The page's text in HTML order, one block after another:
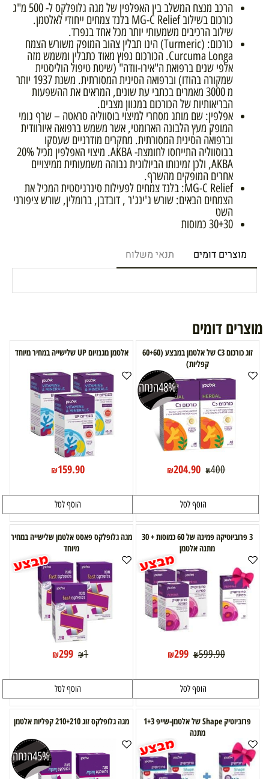
הרכב מנצח המשלב בין האפלפין של מגה גלופלקס ל- 500 מ"ג
כורכום בשילוב MG-C Relief בלנד צמחים ייחודי לאלטמן.
שילוב הרכיבים משמעותי יותר מכל אחד בנפרד.
כורכום: (Turmeric) הינו תבלין צהוב המופק משורש הצמח
Curcuma Longa. הכורכום נפוץ מאוד כתבלין ומשמש מזה
אלפי שנים ברפואת ה"אירו-וודה" (שיטת טיפול הוליסטית
שמקורה בהודו) וברפואה הסינית המסורתית. משנת 1937 יותר
מ 3000 מאמרים בכתבי עת שונים, המראים את ההשפעות
הבריאותיות של הכורכום במגוון מצבים.
אפלפין: שם מותג מסחרי למיצוי בוסווליה סראטה – שרף גומי
המופק מעץ הלבונה הארומטי, אשר משמש ברפואה איורוודית
וברפואה הסינית המסורתית. מחקרים מודרניים שעסקו
בבוסווליה התייחסו לחומצת- AKBA. מיצוי האפלפין מכיל 20%
AKBA, ולכן זמינותו הביולוגית גבוהה משמעותית ממיצויים
אחרים המופקים מהשרף.
MG-C Relief: בלנד צמחים לפעילות סינרגיסטית המכיל את
הצמחים הבאים: שורש ג'ינג'ר , דובדבן, ברומלין, שורש ציפורני
השט
30+30 כמוסות
מוצרים דומים תנאי משלוח
מוצרים דומים
זוג כורכום C3 של אלטמן במבצע (60+60
קפליות)
48%הנחה
₪400
₪204.90
הוסף לסל
אלטמן מגנזיום UP שלישייה במחיר מיוחד
₪159.90
הוסף לסל
3 פרוביוטיקה פמינה של 60 כמוסות + 30
מתנה אלטמן
₪599.90
₪299
הוסף לסל
מגה גלופלקס פאסט אלטמן שלישייה במחיר
מיוחד
₪1
₪299
הוסף לסל
פרוביוטיק Shape של אלטמן-שייפ 1+3
מתנה
מגה גלופלקס זוג 210+210 קפליות אלטמן
45%הנחה